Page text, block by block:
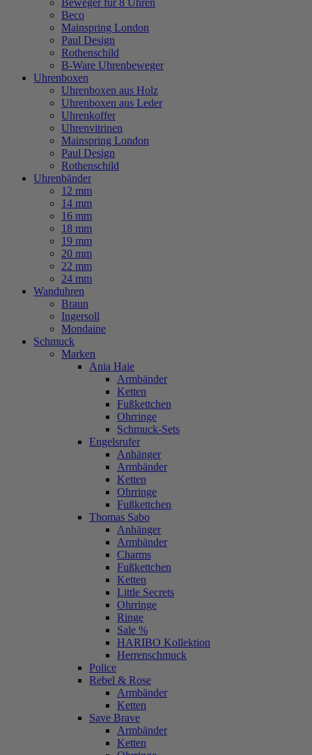
Beweger für 8 Uhren
Beco
Mainspring London
Paul Design
Rothenschild
B-Ware Uhrenbeweger
Uhrenboxen
Uhrenboxen aus Holz
Uhrenboxen aus Leder
Uhrenkoffer
Uhrenvitrinen
Mainspring London
Paul Design
Rothenschild
Uhrenbänder
12 mm
14 mm
16 mm
18 mm
19 mm
20 mm
22 mm
24 mm
Wanduhren
Braun
Ingersoll
Mondaine
Schmuck
Marken
Ania Haie
Armbänder
Ketten
Fußkettchen
Ohrringe
Schmuck-Sets
Engelsrufer
Anhänger
Armbänder
Ketten
Ohrringe
Fußkettchen
Thomas Sabo
Anhänger
Armbänder
Charms
Fußkettchen
Ketten
Little Secrets
Ohrringe
Ringe
Sale %
HARIBO Kollektion
Herrenschmuck
Police
Rebel & Rose
Armbänder
Ketten
Save Brave
Armbänder
Ketten